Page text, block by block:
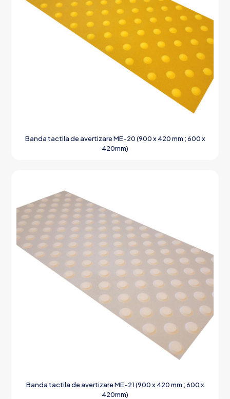
Banda tactila de avertizare ME-20 (900 x 420 mm ; 600 x
420mm)
Banda tactila de avertizare ME-21 (900 x 420 mm ; 600 x
420mm)